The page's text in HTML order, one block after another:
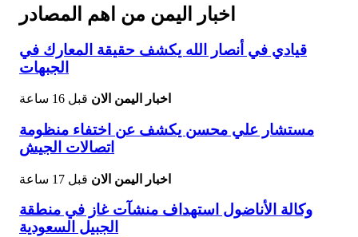
اخبار اليمن من اهم المصادر
قيادي في أنصار الله يكشف حقيقة المعارك في
الجبهات
اخبار اليمن الان قبل 16 ساعة
مستشار علي محسن يكشف عن اختفاء منظومة
اتصالات الجيش
اخبار اليمن الان قبل 17 ساعة
وكالة الأناضول استهداف منشآت غاز في منطقة
الجبيل السعودية